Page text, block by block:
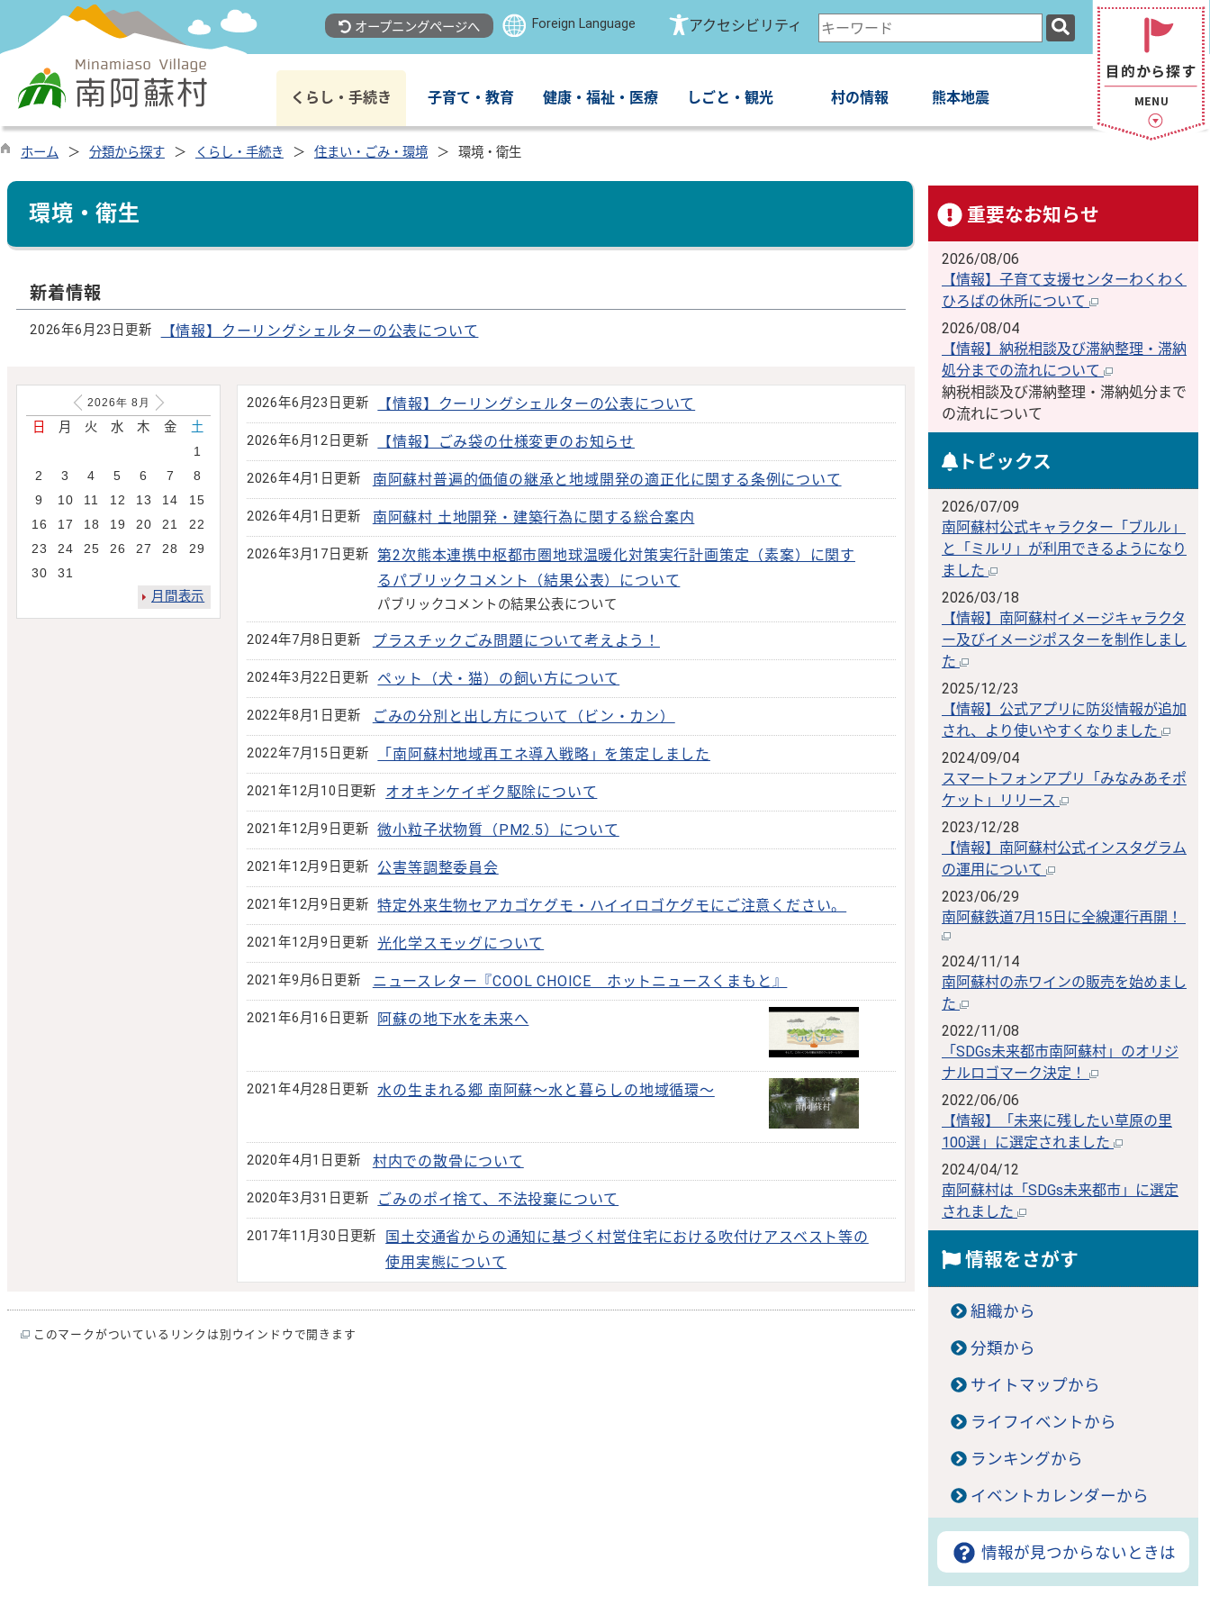
オープニングページへ Foreign Language アクセシビリティ
検
索
ー
ー
くらし・手続き 子育て・教育 健康・福祉・医療 しごと・観光 村の情報 熊本地震
ホーム 分類から探す くらし・手続き 住まい・ごみ・環境 環境・衛生
環境・衛生
新着情報
2026年6月23日更新 【情報】クーリングシェルターの公表について
2026年6月23日更新 【情報】クーリングシェルターの公表について
2026年6月12日更新 【情報】ごみ袋の仕様変更のお知らせ
2026年4月1日更新 南阿蘇村普遍的価値の継承と地域開発の適正化に関する条例について
2026年4月1日更新 南阿蘇村 土地開発・建築行為に関する総合案内
2026年3月17日更新
第2次熊本連携中枢都市圏地球温暖化対策実行計画策定（素案）に関す
るパブリックコメント（結果公表）について
パブリックコメントの結果公表について
2024年7月8日更新 プラスチックごみ問題について考えよう！
2024年3月22日更新 ペット（犬・猫）の飼い方について
2022年8月1日更新 ごみの分別と出し方について（ビン・カン）
2022年7月15日更新 「南阿蘇村地域再エネ導入戦略」を策定しました
2021年12月10日更新 オオキンケイギク駆除について
2021年12月9日更新 微小粒子状物質（PM2.5）について
2021年12月9日更新 公害等調整委員会
2021年12月9日更新 特定外来生物セアカゴケグモ・ハイイロゴケグモにご注意ください。
2021年12月9日更新 光化学スモッグについて
2021年9月6日更新 ニュースレター『COOL CHOICE ホットニュースくまもと』
2021年6月16日更新 阿蘇の地下水を未来へ
2021年4月28日更新 水の生まれる郷 南阿蘇～水と暮らしの地域循環～
2020年4月1日更新 村内での散骨について
2020年3月31日更新 ごみのポイ捨て、不法投棄について
2017年11月30日更新
国土交通省からの通知に基づく村営住宅における吹付けアスベスト等の
使用実態について
2026年 8 月
日 月 火 水 木 金 土
1
2
3 4 5 6 7
8
9
10 11 12 13 14
15
16
17 18 19 20 21
22
23
24 25 26 27 28
29
30
31
月間表示
このマークがついているリンクは別ウインドウで開きます
重要なお知らせ
2026/08/06
【情報】子育て支援センターわくわく
ひろばの休所について
2026/08/04
【情報】納税相談及び滞納整理・滞納
処分までの流れについて
納税相談及び滞納整理・滞納処分まで
の流れについて
トピックス
2026/07/09
南阿蘇村公式キャラクター「ブルル」
と「ミルリ」が利用できるようになり
ました
2026/03/18
【情報】南阿蘇村イメージキャラクタ
ー及びイメージポスターを制作しまし
た
2025/12/23
【情報】公式アプリに防災情報が追加
され、より使いやすくなりました
2024/09/04
スマートフォンアプリ「みなみあそポ
ケット」リリース
2023/12/28
【情報】南阿蘇村公式インスタグラム
の運用について
2023/06/29
南阿蘇鉄道7月15日に全線運行再開！
2024/11/14
南阿蘇村の赤ワインの販売を始めまし
た
2022/11/08
「SDGs未来都市南阿蘇村」のオリジ
ナルロゴマーク決定！
2022/06/06
【情報】「未来に残したい草原の里
100選」に選定されました
2024/04/12
南阿蘇村は「SDGs未来都市」に選定
されました
情報をさがす
組織から
分類から
サイトマップから
ライフイベントから
ランキングから
イベントカレンダーから
情報が見つからないときは